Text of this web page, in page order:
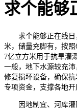
求个能够
求个能够正在线日
米，储量充脚有，按
7亿立方米用于抗旱灌
一般，地下水源较充
修复损坏设备，确保
专项资金，支撑各地开
因地制宜、河库灌区